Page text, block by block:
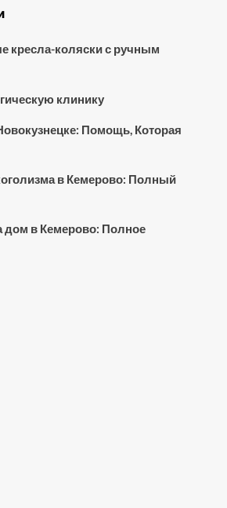
кресла-коляски с ручным
клинику
Помощь, Которая
в Кемерово: Полный
дом в Кемерово: Полное